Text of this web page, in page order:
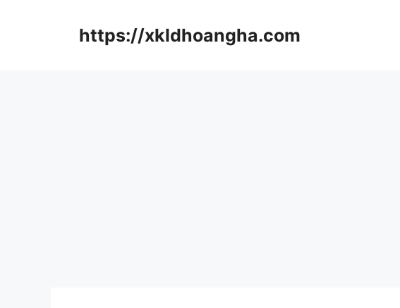
https://xkldhoangha.com